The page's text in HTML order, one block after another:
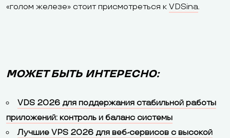
«голом железе» стоит присмотреться к VDSina.
МОЖЕТ БЫТЬ ИНТЕРЕСНО:
VDS 2026 для поддержания стабильной работы
приложений: контроль и баланс системы
Лучшие VPS 2026 для веб-сервисов с высокой